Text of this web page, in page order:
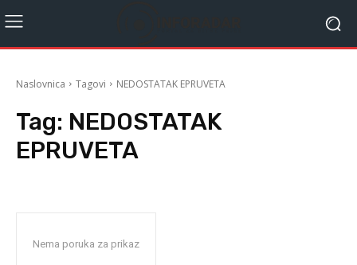
Naslovnica Tagovi NEDOSTATAK EPRUVETA
Tag: NEDOSTATAK
EPRUVETA
Nema poruka za prikaz